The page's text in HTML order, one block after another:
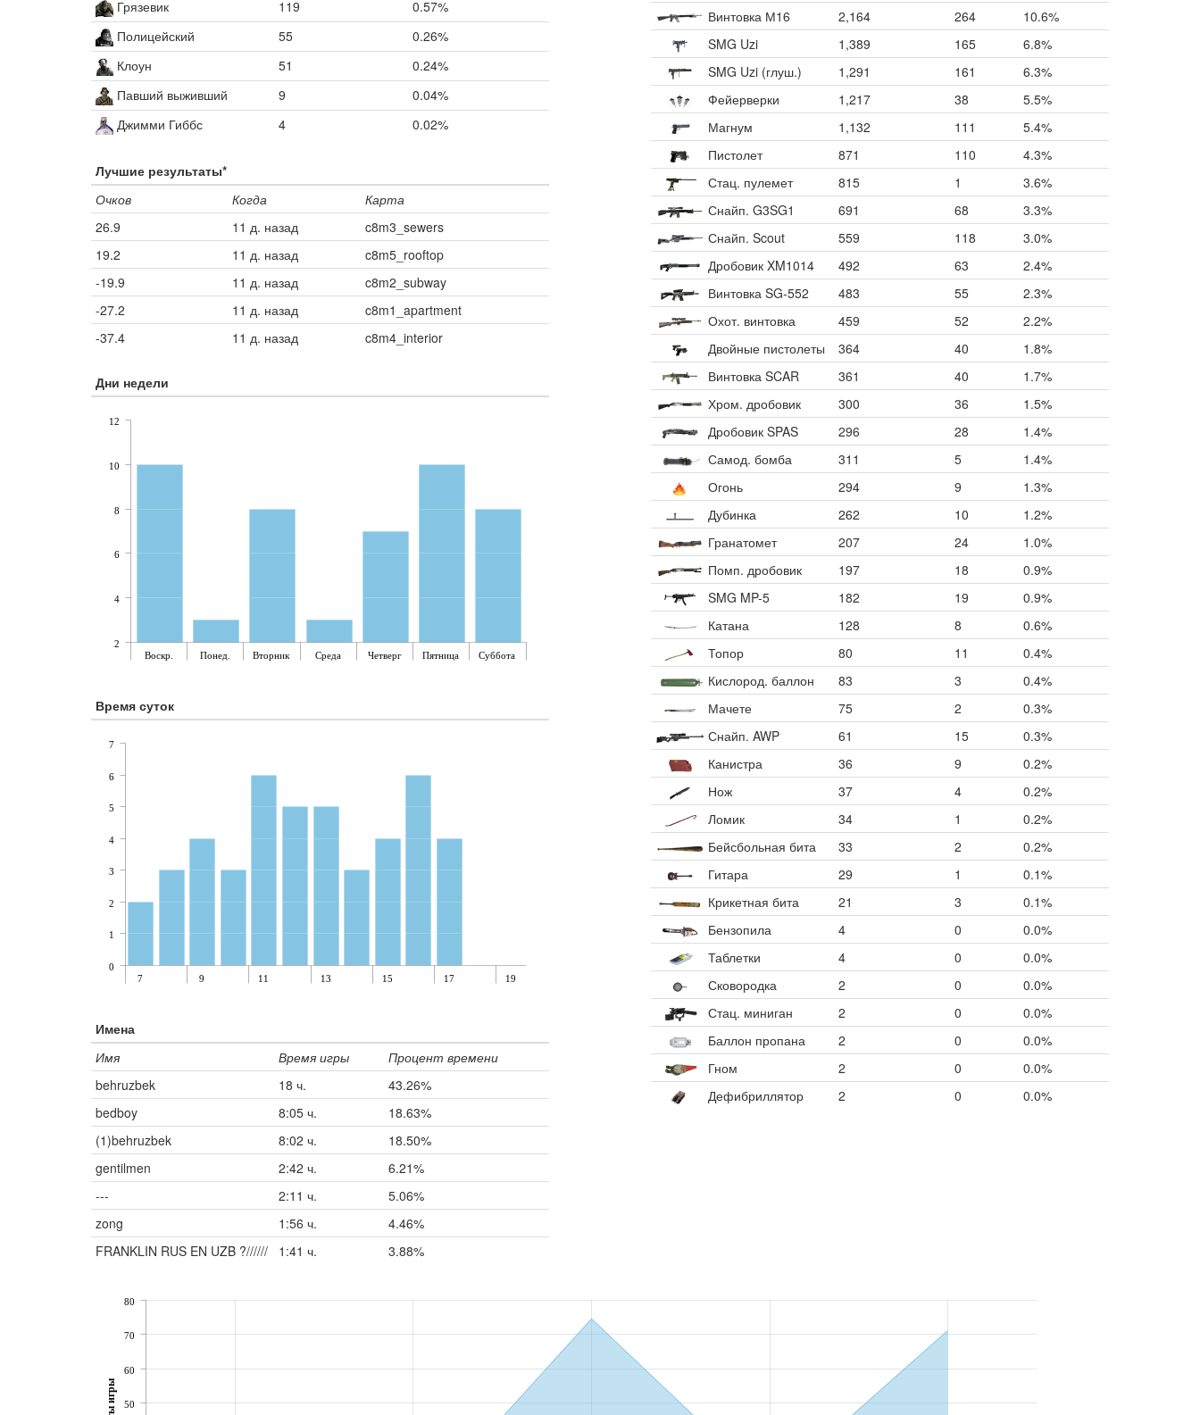
Грязевик
119
0.57%
Полицейский
55
0.26%
Клоун
51
0.24%
Павший выживший
9
0.04%
Джимми Гиббс
4 0.02%
Лучшие результаты*
Очков
Когда
Карта
26.9
11 д. назад
c8m3_sewers
19.2
11 д. назад
c8m5_rooftop
-19.9
11 д. назад
c8m2_subway
-27.2
11 д. назад
c8m1_apartment
-37.4
11 д. назад c8m4_interior
Дни недели
Воскр. Понед. Вторник Среда Четверг Пятница Суббота
2
4
6
8
10
12
Время суток
7 9 11 13 15 17 19
0
1
2
3
4
5
6
7
Имена
Имя
Время игры
Процент времени
behruzbek
18 ч.
43.26%
bedboy
8:05 ч.
18.63%
(1)behruzbek
8:02 ч.
18.50%
gentilmen
2:42 ч.
6.21%
---
2:11 ч.
5.06%
zong
1:56 ч.
4.46%
FRANKLIN RUS EN UZB ?//////
1:41 ч. 3.88%
Винтовка М16
2,164 264
10.6%
SMG Uzi
1,389 165
6.8%
SMG Uzi (глуш.)
1,291 161
6.3%
Фейерверки
1,217 38
5.5%
Магнум
1,132 111
5.4%
Пистолет
871 110
4.3%
Стац. пулемет
815 1
3.6%
Снайп. G3SG1
691 68
3.3%
Снайп. Scout
559 118
3.0%
Дробовик XM1014
492 63
2.4%
Винтовка SG-552
483 55
2.3%
Охот. винтовка
459 52
2.2%
Двойные пистолеты
364 40
1.8%
Винтовка SCAR
361 40
1.7%
Хром. дробовик
300 36
1.5%
Дробовик SPAS
296 28
1.4%
Самод. бомба
311 5
1.4%
Огонь
294 9
1.3%
Дубинка
262 10
1.2%
Гранатомет
207 24
1.0%
Помп. дробовик
197 18
0.9%
SMG MP-5
182 19
0.9%
Катана
128 8
0.6%
Топор
80 11
0.4%
Кислород. баллон
83 3
0.4%
Мачете
75 2
0.3%
Снайп. AWP
61 15
0.3%
Канистра
36 9
0.2%
Нож
37 4
0.2%
Ломик
34 1
0.2%
Бейсбольная бита
33 2
0.2%
Гитара
29 1
0.1%
Крикетная бита
21 3
0.1%
Бензопила
4 0
0.0%
Таблетки
4 0
0.0%
Сковородка
2 0
0.0%
Стац. миниган
2 0
0.0%
Баллон пропана
2 0
0.0%
Гном
2 0
0.0%
Дефибриллятор
2 0 0.0%
50
60
70
80